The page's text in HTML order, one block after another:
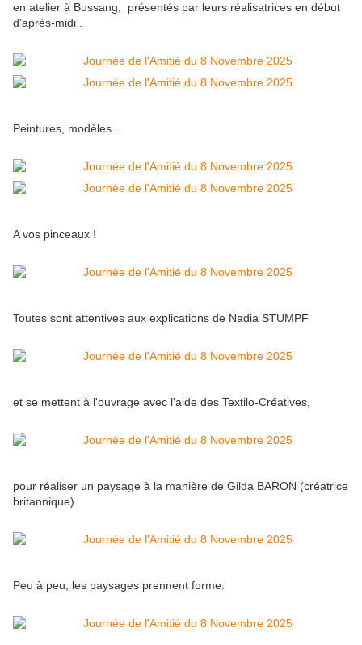
en atelier à Bussang, présentés par leurs réalisatrices en début
d'après-midi .
Peintures, modèles...
A vos pinceaux !
Toutes sont attentives aux explications de Nadia STUMPF
et se mettent à l'ouvrage avec l'aide des Textilo-Créatives,
pour réaliser un paysage à la manière de Gilda BARON (créatrice
britannique).
Peu à peu, les paysages prennent forme.